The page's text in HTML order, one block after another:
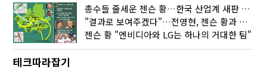
총수들 줄세운 젠슨 황…한국 산업계 새판 짰다
"결과로 보여주겠다"…전영현, 젠슨 황과 HBM5 논의
젠슨 황 "엔비디아와 LG는 하나의 거대한 팀"
테크따라잡기